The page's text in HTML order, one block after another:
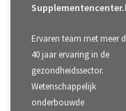
Ervaren team met meer
40 jaar ervaring in de
gezondheidssector.
Wetenschappelijk
onderbouwde